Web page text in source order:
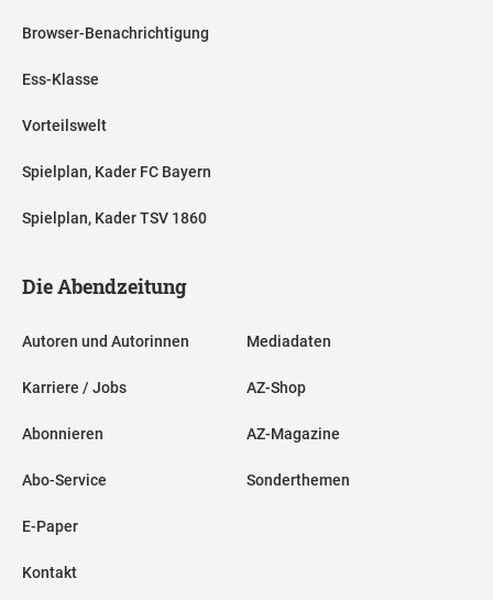
Browser-Benachrichtigung
Ess-Klasse
Vorteilswelt
Spielplan, Kader FC Bayern
Spielplan, Kader TSV 1860
Die Abendzeitung
Autoren und Autorinnen
Karriere / Jobs
Abonnieren
Abo-Service
E-Paper
Kontakt
Mediadaten
AZ-Shop
AZ-Magazine
Sonderthemen